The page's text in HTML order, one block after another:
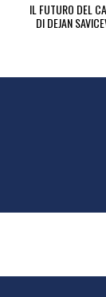
IL FUTURO DEL
DI DEJAN